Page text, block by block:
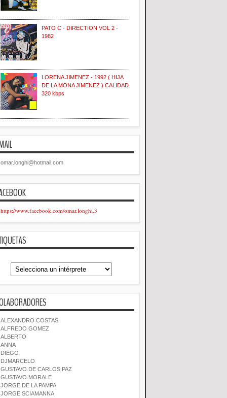
PATO C - DIRECTION VOL 2 -
1982
LORENA JIMENEZ - 1992 ( HIJA
DE LA MONA JIMENEZ ) CALIDAD
320 kbps
omar.longhi@hotmail.com
https://www.facebook.com/omar.longhi.3
ALEXANDRO COSTAS
ALFREDO GOMEZ
ALBERTO
ANNA
DIEGO
DJMARCELO
GUSTAVO DE CARLOS PAZ
GUSTAVO MORALE
JORGE DE LA PAMPA
JORGE SCIAMANNA